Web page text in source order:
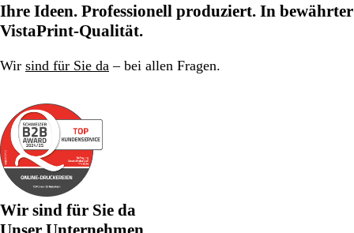
Seite
Seite
Seite
Ihre Ideen. Professionell produziert. In bewährter
VistaPrint-Qualität.
Wir sind für Sie da – bei allen Fragen.
Wir sind für Sie da